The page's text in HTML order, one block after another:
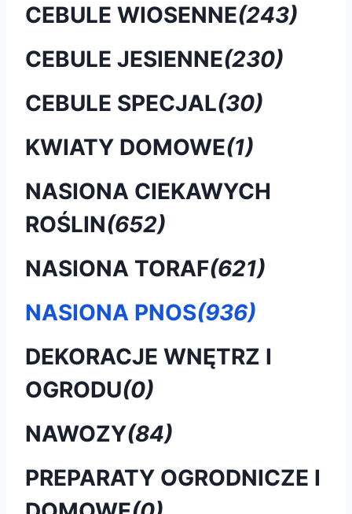
CEBULE WIOSENNE(243)
CEBULE JESIENNE(230)
CEBULE SPECJAL(30)
KWIATY DOMOWE(1)
NASIONA CIEKAWYCH
ROŚLIN(652)
NASIONA TORAF(621)
NASIONA PNOS(936)
DEKORACJE WNĘTRZ I
OGRODU(0)
NAWOZY(84)
PREPARATY OGRODNICZE I